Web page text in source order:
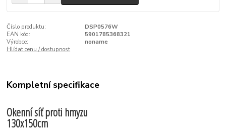
Číslo produktu:
DSP0576W
EAN kód:
5901785368321
Výrobce:
noname
Hlídat cenu / dostupnost
Kompletní specifikace
Okenní síť proti hmyzu
130x150cm